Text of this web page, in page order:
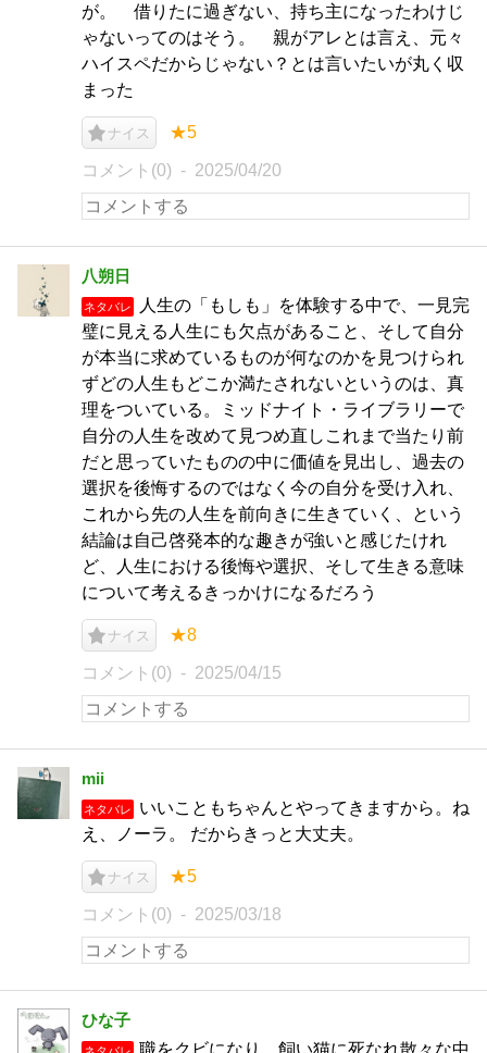
が。 借りたに過ぎない、持ち主になったわけじ
ゃないってのはそう。 親がアレとは言え、元々
ハイスペだからじゃない？とは言いたいが丸く収
まった
ナイス ★5
コメント(0) 2025/04/20
八朔日
ネタバレ
人生の「もしも」を体験する中で、一見完
璧に見える人生にも欠点があること、そして自分
が本当に求めているものが何なのかを見つけられ
ずどの人生もどこか満たされないというのは、真
理をついている。ミッドナイト・ライブラリーで
自分の人生を改めて見つめ直しこれまで当たり前
だと思っていたものの中に価値を見出し、過去の
選択を後悔するのではなく今の自分を受け入れ、
これから先の人生を前向きに生きていく、という
結論は自己啓発本的な趣きが強いと感じたけれ
ど、人生における後悔や選択、そして生きる意味
について考えるきっかけになるだろう
ナイス ★8
コメント(0) 2025/04/15
mii
ネタバレ
いいこともちゃんとやってきますから。ね
え、ノーラ。 だからきっと大丈夫。
ナイス ★5
コメント(0) 2025/03/18
ひな子
職をクビになり、飼い猫に死なれ散々な中